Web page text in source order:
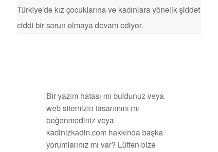
Türkiye'de kız çocuklarına ve kadınlara yönelik şiddet
ciddi bir sorun olmaya devam ediyor.
Bir yazım hatası mı buldunuz veya
web sitemizin tasarımını mı
beğenmediniz veya
kadinizkadin.com hakkında başka
yorumlarınız mı var? Lütfen bize